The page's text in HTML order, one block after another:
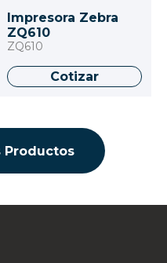
Impresora Zebra
ZQ610
ZQ610
Cotizar
Productos